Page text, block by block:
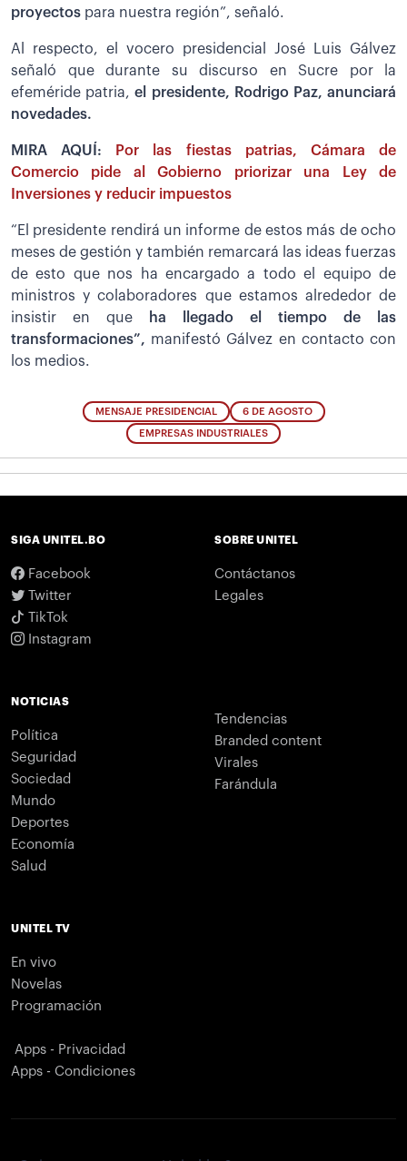
proyectos para nuestra región”, señaló.
Al respecto, el vocero presidencial José Luis Gálvez
señaló que durante su discurso en Sucre por la
efeméride patria,el presidente, Rodrigo Paz, anunciará
novedades.
MIRA AQUÍ:
Por las fiestas patrias, Cámara de
Comercio pide al Gobierno priorizar una Ley de
Inversiones y reducir impuestos
“El presidente rendirá un informe de estos más de ocho
meses de gestión y también remarcará las ideas fuerzas
de esto que nos ha encargado a todo el equipo de
ministros y colaboradores que estamos alrededor de
insistir en que ha llegado el tiempo de las
transformaciones”, manifestó Gálvez en contacto con
los medios.
MENSAJE PRESIDENCIAL 6 DE AGOSTO
EMPRESAS INDUSTRIALES
SIGA UNITEL.BO
Facebook
Twitter
TikTok
Instagram
SOBRE UNITEL
Contáctanos
Legales
NOTICIAS
Política
Seguridad
Sociedad
Mundo
Deportes
Economía
Salud
Tendencias
Branded content
Virales
Farándula
UNITEL TV
En vivo
Novelas
Programación
Apps - Privacidad
Apps - Condiciones